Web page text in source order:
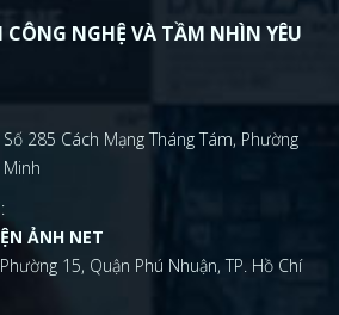
CÔNG NGHỆ VÀ TẦM NHÌN YÊU
285 Cách Mạng Tháng Tám, Phường
Minh
ẢNH NET
15, Quận Phú Nhuận, TP. Hồ Chí